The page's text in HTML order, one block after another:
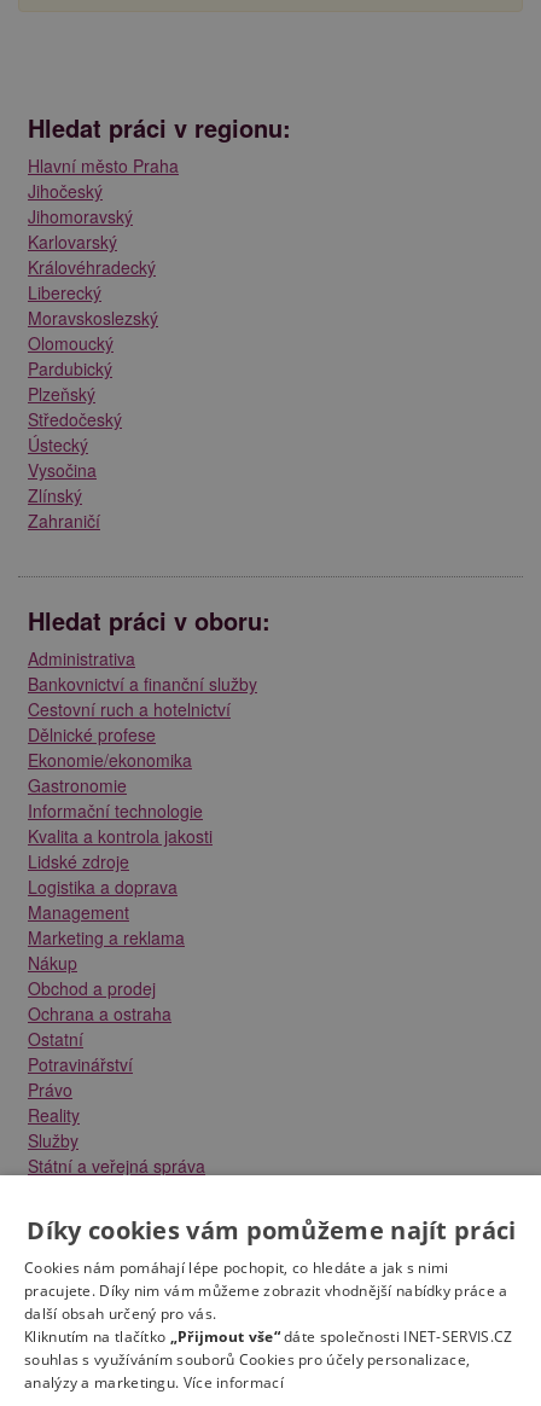
Hledat práci v regionu:
Hlavní město Praha
Jihočeský
Jihomoravský
Karlovarský
Královéhradecký
Liberecký
Moravskoslezský
Olomoucký
Pardubický
Plzeňský
Středočeský
Ústecký
Vysočina
Zlínský
Zahraničí
Hledat práci v oboru:
Administrativa
Bankovnictví a finanční služby
Cestovní ruch a hotelnictví
Dělnické profese
Ekonomie/ekonomika
Gastronomie
Informační technologie
Kvalita a kontrola jakosti
Lidské zdroje
Logistika a doprava
Management
Marketing a reklama
Nákup
Obchod a prodej
Ochrana a ostraha
Ostatní
Potravinářství
Právo
Reality
Služby
Státní a veřejná správa
Strojírenství
Technika a elektrotechnika
Tvůrčí práce a design
Výroba
Vzdělávání a školství
Zdravotnictví
Zemědělství, lesnictví a vodní hospodářství
Díky cookies vám pomůžeme najít práci
Cookies nám pomáhají lépe pochopit, co hledáte a jak s nimi
pracujete. Díky nim vám můžeme zobrazit vhodnější nabídky práce a
další obsah určený pro vás.
Kliknutím na tlačítko „Přijmout vše“dáte společnosti INET-SERVIS.CZ
souhlas s využíváním souborů Cookies pro účely personalizace,
analýzy a marketingu. Více informací